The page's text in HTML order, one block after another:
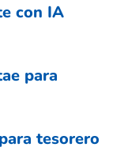
con IA
para
tesorero